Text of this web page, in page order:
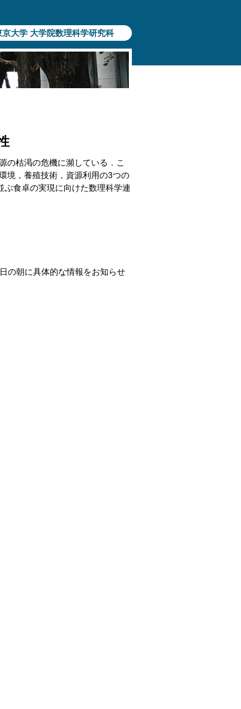
京大学 大学院数理科学研究科
の枯渇の危機に瀕している． こ
境，養殖技術， 資源利用の3つの
ぶ食卓の実現に向けた数理科学連
の朝に具体的な情報をお知らせ